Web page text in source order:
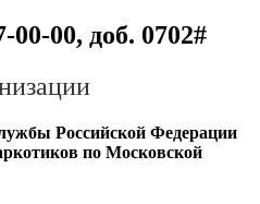
00, доб. 0702#
Российской Федерации
по Московской